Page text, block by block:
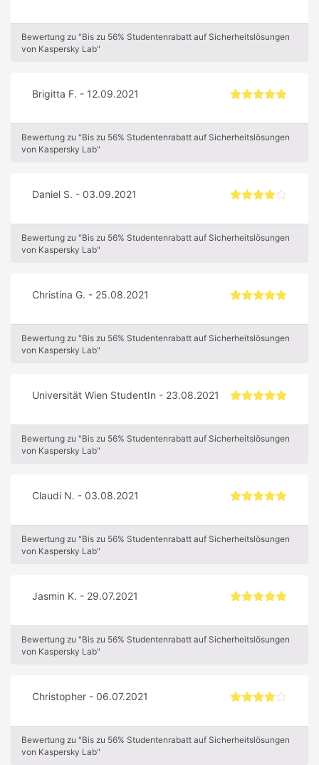
Bewertung zu "Bis zu 56% Studentenrabatt auf Sicherheitslösungen
von Kaspersky Lab"
Brigitta F. - 12.09.2021
Bewertung zu "Bis zu 56% Studentenrabatt auf Sicherheitslösungen
von Kaspersky Lab"
Daniel S. - 03.09.2021
Bewertung zu "Bis zu 56% Studentenrabatt auf Sicherheitslösungen
von Kaspersky Lab"
Christina G. - 25.08.2021
Bewertung zu "Bis zu 56% Studentenrabatt auf Sicherheitslösungen
von Kaspersky Lab"
Universität Wien StudentIn - 23.08.2021
Bewertung zu "Bis zu 56% Studentenrabatt auf Sicherheitslösungen
von Kaspersky Lab"
Claudi N. - 03.08.2021
Bewertung zu "Bis zu 56% Studentenrabatt auf Sicherheitslösungen
von Kaspersky Lab"
Jasmin K. - 29.07.2021
Bewertung zu "Bis zu 56% Studentenrabatt auf Sicherheitslösungen
von Kaspersky Lab"
Christopher - 06.07.2021
Bewertung zu "Bis zu 56% Studentenrabatt auf Sicherheitslösungen
von Kaspersky Lab"